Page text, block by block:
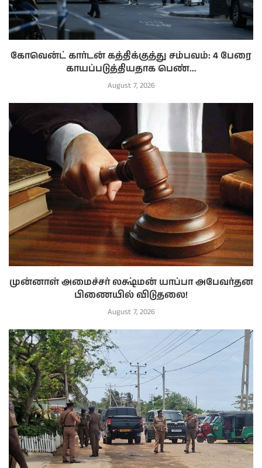
கோவென்ட் கார்டன் கத்திக்குத்து சம்பவம்: 4 பேரை
காயப்படுத்தியதாக பெண்...
August 7, 2026
முன்னாள் அமைச்சர் லக்ஷ்மன் யாப்பா அபேவர்தன
பிணையில் விடுதலை!
August 7, 2026